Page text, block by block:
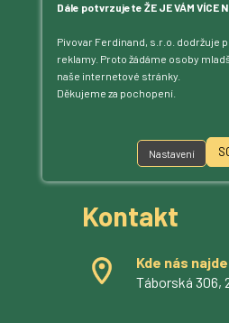
Dále potvrzujete ŽE JE VÁM VÍCE
Pivovar Ferdinand, s.r.o. dodržuje
reklamy. Proto žádáme osoby
naše internetové stránky.
Děkujeme za pochopení.
Nastavení
Jsme na
Povídejte –
Kontakt
Kde nás
Táborská 306,